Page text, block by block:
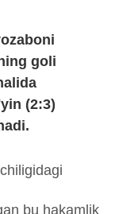
goli
(2:3)
bu hakamlik